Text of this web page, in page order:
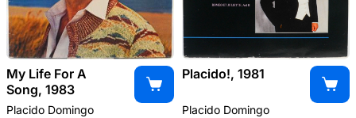
My Life For A
Song, 1983
Placido Domingo
Placido!, 1981
Placido Domingo